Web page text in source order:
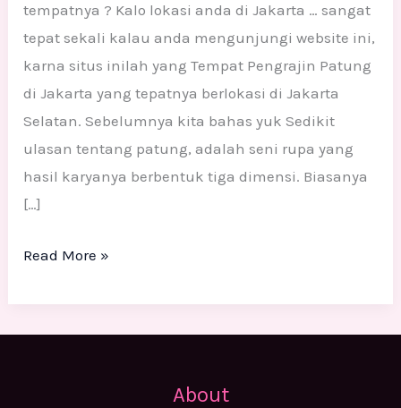
tempatnya ? Kalo lokasi anda di Jakarta … sangat
tepat sekali kalau anda mengunjungi website ini,
karna situs inilah yang Tempat Pengrajin Patung
di Jakarta yang tepatnya berlokasi di Jakarta
Selatan. Sebelumnya kita bahas yuk Sedikit
ulasan tentang patung, adalah seni rupa yang
hasil karyanya berbentuk tiga dimensi. Biasanya
[…]
Read More »
About